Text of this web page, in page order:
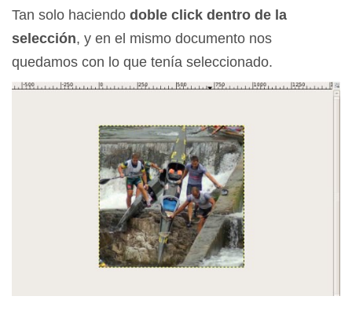
Tan solo haciendo doble click dentro de la
selección, y en el mismo documento nos
quedamos con lo que tenía seleccionado.